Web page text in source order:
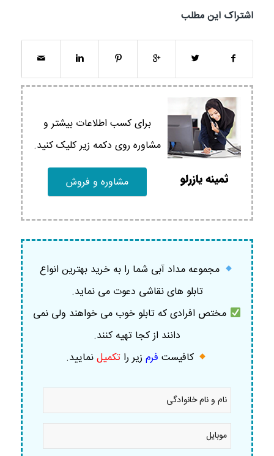
اشتراک این مطلب
برای کسب اطلاعات بیشتر و
مشاوره روی دکمه زیر کلیک کنید.
مشاوره و فروش
مجموعه مداد آبی شما را به خرید بهترین انواع
تابلو های نقاشی دعوت می نماید.
مختص افرادی که تابلو خوب می خواهند ولی نمی
دانند از کجا تهیه کنند.
کافیست فرم زیر را تکمیلنمایید.
نام
نام
خانوادگی
موبایل